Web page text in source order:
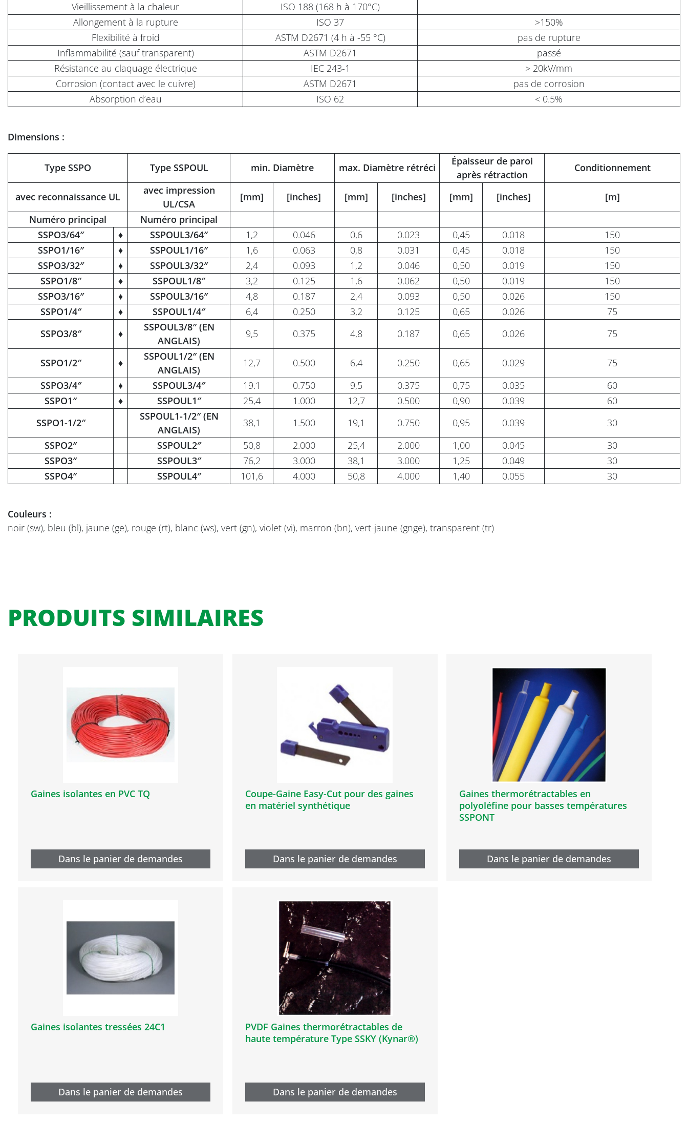
Vieillissement à la chaleur
ISO 188 (168 h à 170°C)
Allongement à la rupture
ISO 37
>150%
Flexibilité à froid
ASTM D2671 (4 h à -55 °C)
pas de rupture
Inflammabilité (sauf transparent)
ASTM D2671
passé
Résistance au claquage électrique
IEC 243-1
> 20kV/mm
Corrosion (contact avec le cuivre)
ASTM D2671
pas de corrosion
Absorption d’eau
ISO 62 < 0.5%
Dimensions :
Type SSPO Type SSPOUL min. Diamètre max. Diamètre rétréci
Épaisseur de paroi
après rétraction
Conditionnement
avec reconnaissance UL
avec impression
UL/CSA
[mm] [inches] [mm] [inches] [mm] [inches]
[m]
Numéro principal
Numéro principal
SSPO3/64″
♦ SSPOUL3/64″ 1,2 0.046 0,6 0.023 0,45 0.018
150
SSPO1/16″
♦ SSPOUL1/16″ 1,6 0.063 0,8 0.031 0,45 0.018
150
SSPO3/32″
♦ SSPOUL3/32″ 2,4 0.093 1,2 0.046 0,50 0.019
150
SSPO1/8″
♦ SSPOUL1/8″ 3,2 0.125 1,6 0.062 0,50 0.019
150
SSPO3/16″
♦ SSPOUL3/16″ 4,8 0.187 2,4 0.093 0,50 0.026
150
SSPO1/4″
♦ SSPOUL1/4″ 6,4 0.250 3,2 0.125 0,65 0.026
75
SSPO3/8″
♦
SSPOUL3/8″ (EN
ANGLAIS)
9,5 0.375 4,8 0.187 0,65 0.026 75
SSPO1/2″ ♦
SSPOUL1/2″ (EN
ANGLAIS)
12,7 0.500 6,4 0.250 0,65 0.029
75
SSPO3/4″
♦ SSPOUL3/4″ 19.1 0.750 9,5 0.375 0,75 0.035
60
SSPO1″
♦ SSPOUL1″ 25,4 1.000 12,7 0.500 0,90 0.039
60
SSPO1-1/2″
SSPOUL1-1/2″ (EN
ANGLAIS)
38,1 1.500 19,1 0.750 0,95 0.039
30
SSPO2″
SSPOUL2″ 50,8 2.000 25,4 2.000 1,00 0.045
30
SSPO3″
SSPOUL3″ 76,2 3.000 38,1 3.000 1,25 0.049
30
SSPO4″
SSPOUL4″ 101,6 4.000 50,8 4.000 1,40 0.055 30
Couleurs :
noir (sw), bleu (bl), jaune (ge), rouge (rt), blanc (ws), vert (gn), violet (vi), marron (bn), vert-jaune (gnge), transparent (tr)
PRODUITS SIMILAIRES
Gaines isolantes en PVC TQ
Dans le panier de demandes
Coupe-Gaine Easy-Cut pour des gaines
en matériel synthétique
Dans le panier de demandes
Gaines thermorétractables en
polyoléfine pour basses températures
SSPONT
Dans le panier de demandes
Gaines isolantes tressées 24C1
Dans le panier de demandes
PVDF Gaines thermorétractables de
haute température Type SSKY (Kynar®)
Dans le panier de demandes